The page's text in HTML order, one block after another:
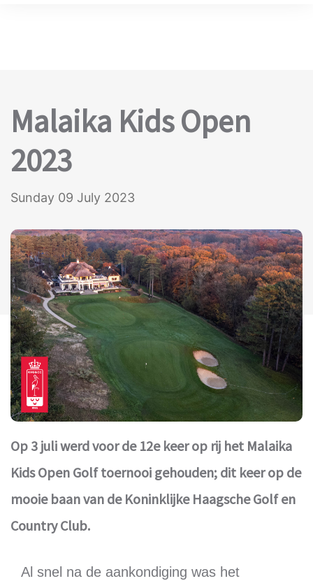
Malaika Kids Open
2023
Sunday 09 July 2023
Op 3 juli werd voor de 12e keer op rij het Malaika
Kids Open Golf toernooi gehouden; dit keer op de
mooie baan van de Koninklijke Haagsche Golf en
Country Club.
Al snel na de aankondiging was het